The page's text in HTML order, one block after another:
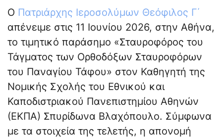
Ο Πατριάρχης Ιεροσολύμων Θεόφιλος Γ΄
απένειμε στις 11 Ιουνίου 2026, στην Αθήνα,
το τιμητικό παράσημο «Σταυροφόρος του
Τάγματος των Ορθοδόξων Σταυροφόρων
του Παναγίου Τάφου» στον Καθηγητή της
Νομικής Σχολής του Εθνικού και
Καποδιστριακού Πανεπιστημίου Αθηνών
(ΕΚΠΑ) Σπυρίδωνα Βλαχόπουλο. Σύμφωνα
με τα στοιχεία της τελετής, η απονομή